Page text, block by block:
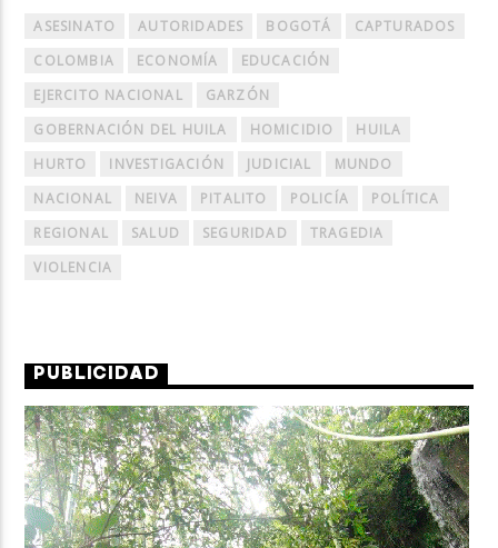
ASESINATO AUTORIDADES BOGOTÁ
CAPTURADOS
COLOMBIA
ECONOMÍA
EDUCACIÓN
EJERCITO NACIONAL
GARZÓN
GOBERNACIÓN DEL HUILA
HOMICIDIO
HUILA
HURTO
INVESTIGACIÓN JUDICIAL
MUNDO
NACIONAL
NEIVA PITALITO POLICÍA
POLÍTICA
REGIONAL
SALUD SEGURIDAD
TRAGEDIA
VIOLENCIA
PUBLICIDAD